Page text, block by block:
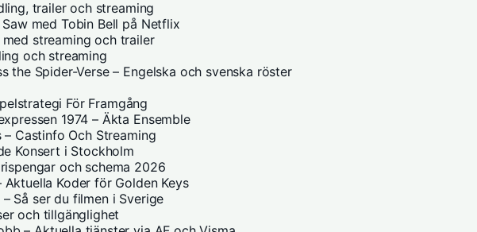
trailer och streaming
med Tobin Bell på Netflix
streaming och trailer
och streaming
the Spider-Verse – Engelska och svenska röster
För Framgång
1974 – Äkta Ensemble
Castinfo Och Streaming
Konsert i Stockholm
och schema 2026
Koder för Golden Keys
Så ser du filmen i Sverige
och tillgänglighet